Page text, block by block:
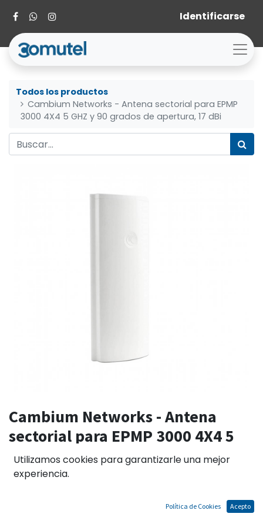
Identificarse
Todos los productos
Cambium Networks - Antena sectorial para EPMP
3000 4X4 5 GHZ y 90 grados de apertura, 17 dBi
Cambium Networks - Antena
sectorial para EPMP 3000 4X4 5
GHZ y 90 grados de apertura, 17
dBi
Utilizamos cookies para garantizarle una mejor
experiencia.
Política de Cookies Acepto